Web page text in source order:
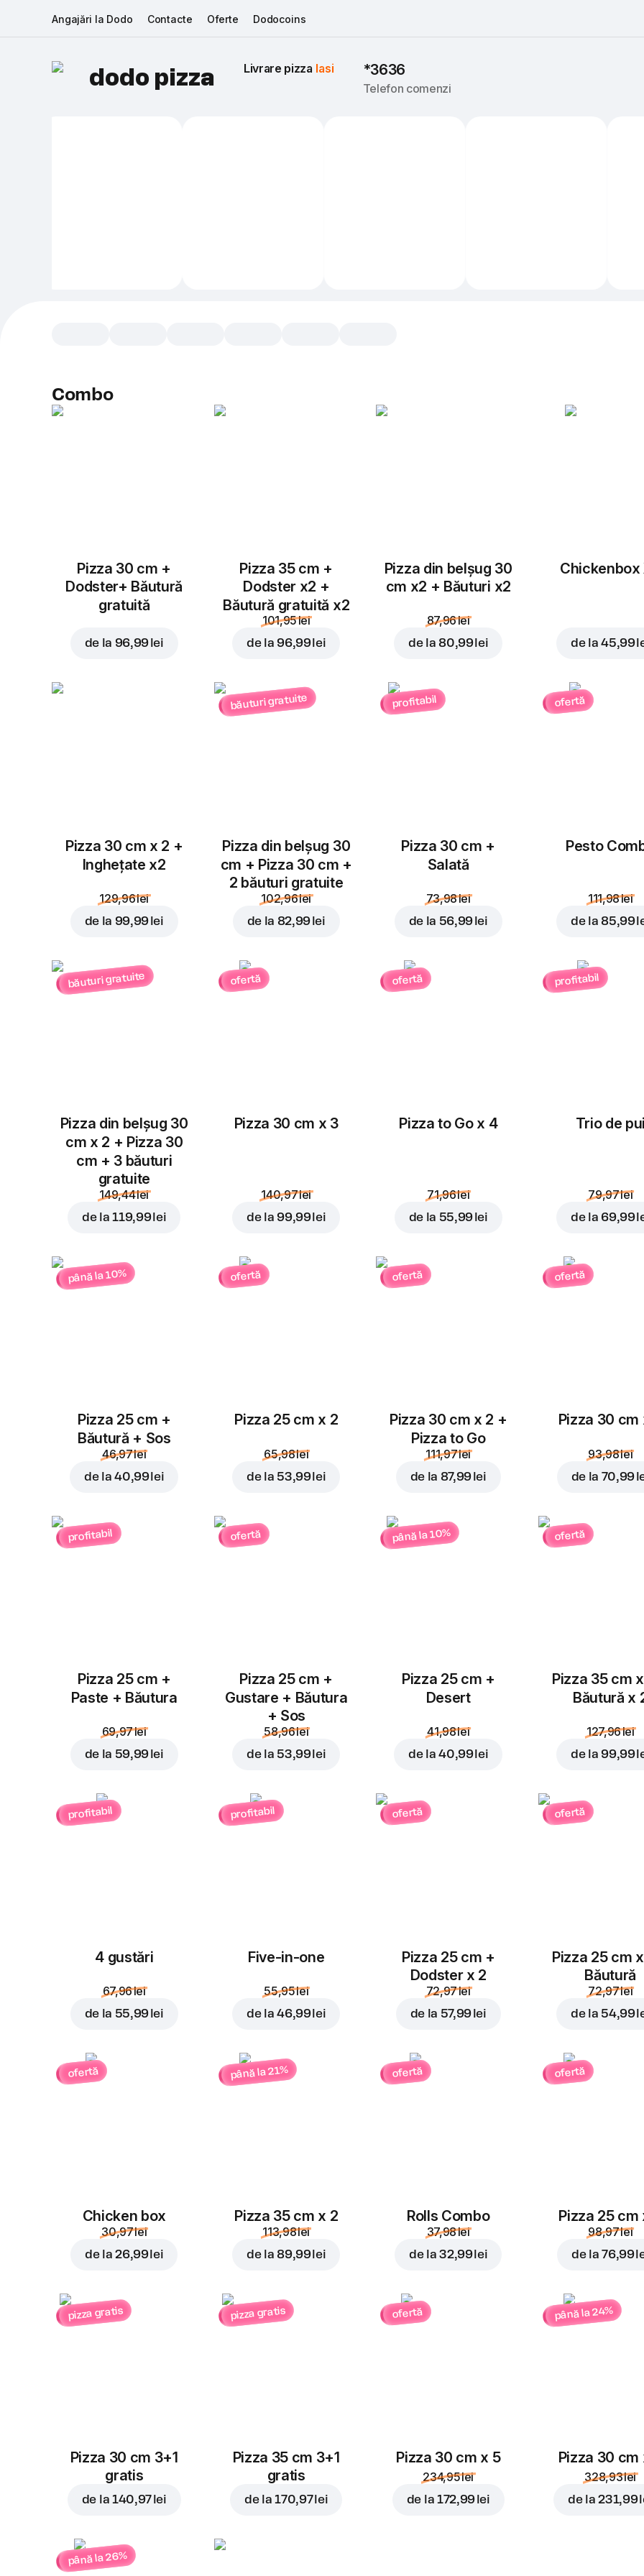
Angajări la Dodo Contacte Oferte Dodocoins
dodo pizza Livrare pizza Iasi *3636
Telefon comenzi
Adaugă topping
Ardei
Jalapeno
3,00 lei
Blue Cheese
3,00 lei
Ananas
4,00 lei
Combo
Pizza 30 cm +
Dodster+ Băutură
gratuită
de la 96,99 lei
Pizza 35 cm +
Dodster x2 +
Băutură gratuită x2
101,95 lei
de la 96,99 lei
Pizza din belșug 30
cm x2 + Băuturi x2
87,96 lei
de la 80,99 lei
Chickenbox
de la45,99
Pizza 30 cm x 2 +
Inghețate x2
129,96 lei
de la 99,99 lei
băuturi gratuite
Pizza din belșug 30
cm + Pizza 30 cm +
2 băuturi gratuite
102,96 lei
de la 82,99 lei
profitabil
Pizza 30 cm +
Salată
73,98 lei
de la 56,99 lei
ofertă
Pesto
111,98 lei
de la 85,99
băuturi gratuite
Pizza din belșug 30
cm x 2 + Pizza 30
cm + 3 băuturi
gratuite
149,44 lei
de la119,99 lei
ofertă
Pizza 30 cm x 3
140,97 lei
de la 99,99 lei
ofertă
Pizza to Go x 4
71,96 lei
de la 55,99 lei
profitabil
Trio de pui
79,97 lei
de la 69,99
până la 10%
Pizza 25 cm +
Băutură + Sos
46,97 lei
de la40,99 lei
ofertă
Pizza 25 cm x 2
65,98 lei
de la 53,99 lei
ofertă
Pizza 30 cm x 2 +
Pizza to Go
111,97 lei
de la 87,99 lei
ofertă
Pizza 30 cm
93,98 lei
de la 70,99
profitabil
Pizza 25 cm +
Paste + Băutura
69,97 lei
de la 59,99 lei
ofertă
Pizza 25 cm +
Gustare + Băutura
+ Sos
58,96 lei
de la 53,99 lei
până la 10%
Pizza 25 cm +
Desert
41,98 lei
de la40,99 lei
ofertă
Pizza 35 cm
Băutură x
127,96 lei
de la 99,99
profitabil
4 gustări
67,96 lei
de la 55,99 lei
profitabil
Five-in-one
55,95 lei
de la46,99 lei
ofertă
Pizza 25 cm +
Dodster x 2
72,97 lei
de la 57,99 lei
ofertă
Pizza 25 cm
Băutură
72,97 lei
de la 54,99
ofertă
Chicken box
30,97 lei
de la26,99 lei
până la 21%
Pizza 35 cm x 2
113,98 lei
de la 89,99 lei
ofertă
Rolls Combo
37,98 lei
de la32,99 lei
ofertă
Pizza 25 cm
98,97 lei
de la76,99
pizza gratis
Pizza 30 cm 3+1
gratis
de la 140,97 lei
pizza gratis
Pizza 35 cm 3+1
gratis
de la170,97 lei
ofertă
Pizza 30 cm x 5
234,95 lei
de la 172,99 lei
până la 24%
Pizza 30 cm
328,93 lei
de la231,99
până la 26%